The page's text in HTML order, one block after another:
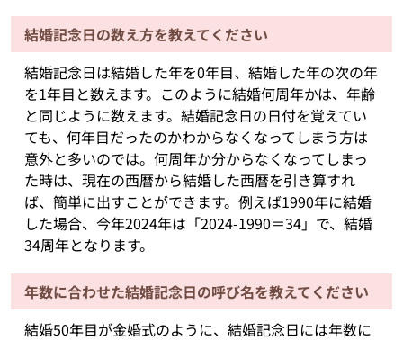
結婚記念日の数え方を教えてください
結婚記念日は結婚した年を0年目、結婚した年の次の年
を1年目と数えます。このように結婚何周年かは、年齢
と同じように数えます。結婚記念日の日付を覚えてい
ても、何年目だったのかわからなくなってしまう方は
意外と多いのでは。何周年か分からなくなってしまっ
た時は、現在の西暦から結婚した西暦を引き算すれ
ば、簡単に出すことができます。例えば1990年に結婚
した場合、今年2024年は「2024-1990＝34」で、結婚
34周年となります。
年数に合わせた結婚記念日の呼び名を教えてください
結婚50年目が金婚式のように、結婚記念日には年数に